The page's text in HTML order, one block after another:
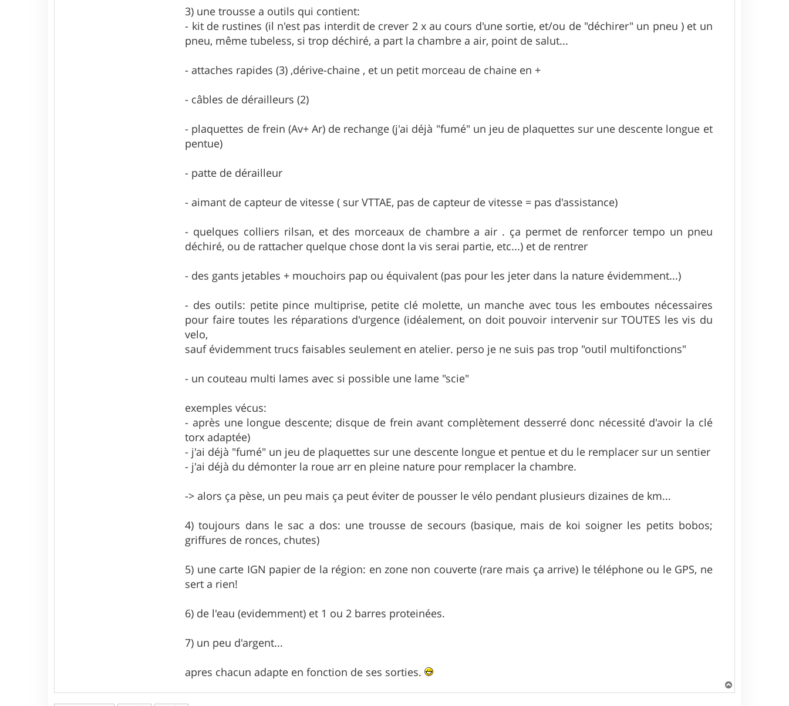
3) une trousse a outils qui contient:
- kit de rustines (il n'est pas interdit de crever 2 x au cours d'une sortie, et/ou de "déchirer" un pneu ) et un
pneu, même tubeless, si trop déchiré, a part la chambre a air, point de salut...
- attaches rapides (3) ,dérive-chaine , et un petit morceau de chaine en +
- câbles de dérailleurs (2)
- plaquettes de frein (Av+ Ar) de rechange (j'ai déjà "fumé" un jeu de plaquettes sur une descente longue et
pentue)
- patte de dérailleur
- aimant de capteur de vitesse ( sur VTTAE, pas de capteur de vitesse = pas d'assistance)
- quelques colliers rilsan, et des morceaux de chambre a air . ça permet de renforcer tempo un pneu
déchiré, ou de rattacher quelque chose dont la vis serai partie, etc...) et de rentrer
- des gants jetables + mouchoirs pap ou équivalent (pas pour les jeter dans la nature évidemment...)
- des outils: petite pince multiprise, petite clé molette, un manche avec tous les emboutes nécessaires
pour faire toutes les réparations d'urgence (idéalement, on doit pouvoir intervenir sur TOUTES les vis du
velo,
sauf évidemment trucs faisables seulement en atelier. perso je ne suis pas trop "outil multifonctions"
- un couteau multi lames avec si possible une lame "scie"
exemples vécus:
- après une longue descente; disque de frein avant complètement desserré donc nécessité d'avoir la clé
torx adaptée)
- j'ai déjà "fumé" un jeu de plaquettes sur une descente longue et pentue et du le remplacer sur un sentier
- j'ai déjà du démonter la roue arr en pleine nature pour remplacer la chambre.
-> alors ça pèse, un peu mais ça peut éviter de pousser le vélo pendant plusieurs dizaines de km...
4) toujours dans le sac a dos: une trousse de secours (basique, mais de koi soigner les petits bobos;
griffures de ronces, chutes)
5) une carte IGN papier de la région: en zone non couverte (rare mais ça arrive) le téléphone ou le GPS, ne
sert a rien!
6) de l'eau (evidemment) et 1 ou 2 barres proteinées.
7) un peu d'argent...
apres chacun adapte en fonction de ses sorties.
a